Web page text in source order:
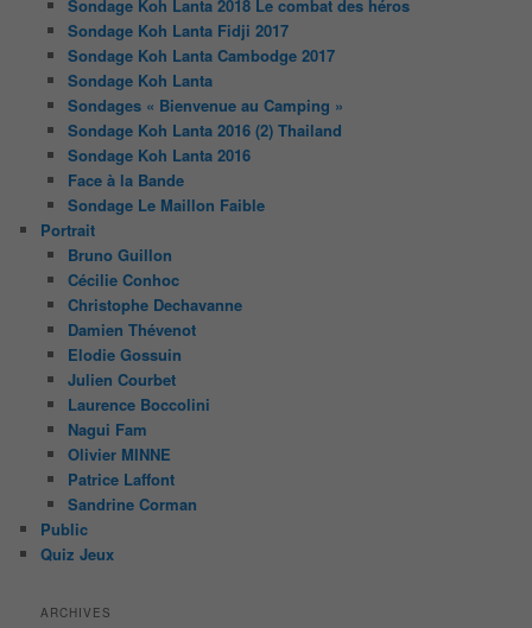
Sondage Koh Lanta 2018 Le combat des héros
Sondage Koh Lanta Fidji 2017
Sondage Koh Lanta Cambodge 2017
Sondage Koh Lanta
Sondages « Bienvenue au Camping »
Sondage Koh Lanta 2016 (2) Thailand
Sondage Koh Lanta 2016
Face à la Bande
Sondage Le Maillon Faible
Portrait
Bruno Guillon
Cécilie Conhoc
Christophe Dechavanne
Damien Thévenot
Elodie Gossuin
Julien Courbet
Laurence Boccolini
Nagui Fam
Olivier MINNE
Patrice Laffont
Sandrine Corman
Public
Quiz Jeux
ARCHIVES